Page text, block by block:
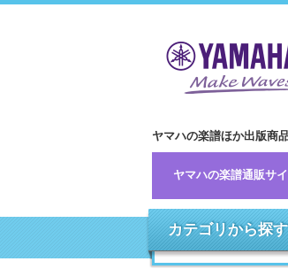
ヤマハの楽譜ほか出版商
ヤマハの楽譜通販サ
カテゴリから探す